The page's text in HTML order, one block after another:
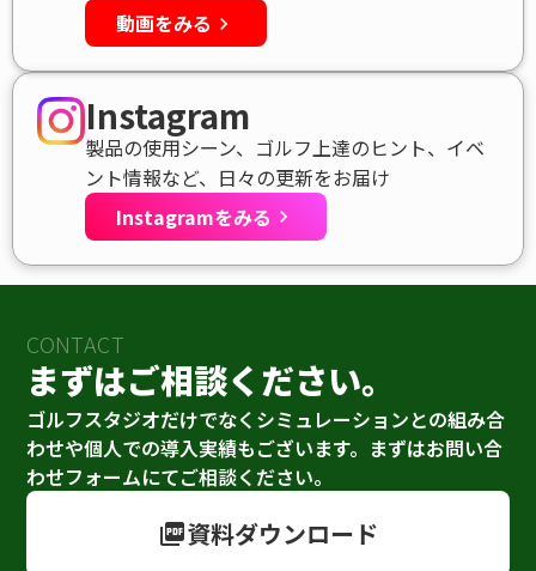
動画をみる keyboard_arrow_right
Instagram
製品の使用シーン、ゴルフ上達のヒント、イベ
ント情報など、日々の更新をお届け
Instagramをみる keyboard_arrow_right
CONTACT
まずはご相談ください。
ゴルフスタジオだけでなくシミュレーションとの組み合
わせや個人での導入実績もございます。まずはお問い合
わせフォームにてご相談ください。
picture_as_pdf資料ダウンロード